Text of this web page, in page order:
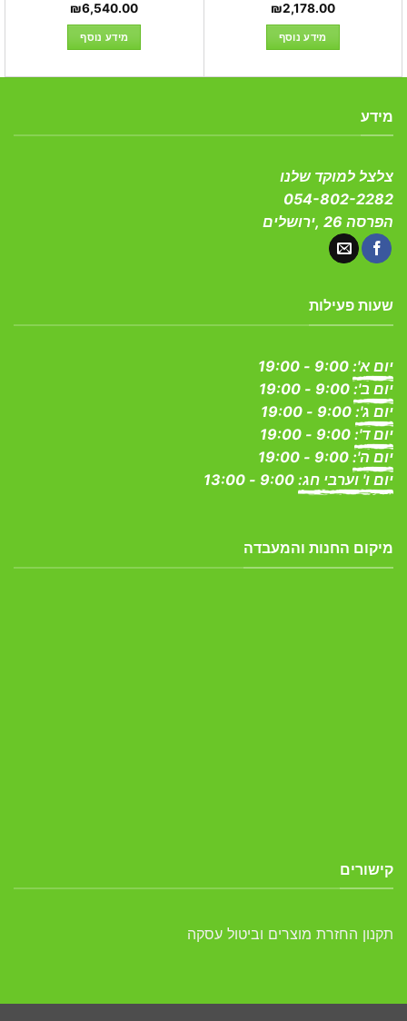
₪2,178.00
מידע נוסף
₪6,540.00
מידע נוסף
מידע
צלצל למוקד שלנו
054-802-2282
הפרסה 26 ,ירושלים
שעות פעילות
יום א':
יום ב':
יום ג':
יום ד':
יום ה':
יום ו' וערבי חג:
מיקום החנות והמעבדה
קישורים
תקנון החזרת מוצרים וביטול עסקה